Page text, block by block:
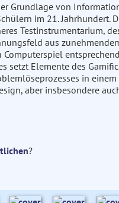
Grundlage von
im 21. Jahrhundert.
Testinstrumentarium,
aus
setzt Elemente des
in
aber insbesondere
?